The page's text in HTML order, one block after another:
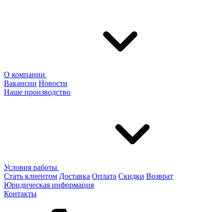
О компании
Вакансии Новости
Наше производство
Условия работы
Стать клиентом Доставка Оплата Скидки Возврат
Юридическая информация
Контакты